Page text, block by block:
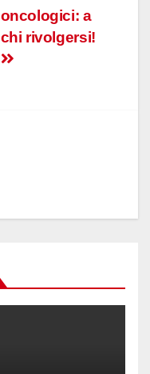
oncologici: a
chi rivolgersi!